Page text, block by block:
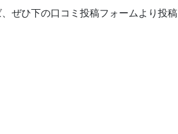
ぜひ下の口コミ投稿フォームより投稿